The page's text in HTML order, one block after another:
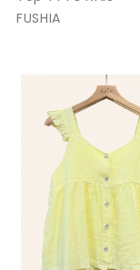
FUSHIA